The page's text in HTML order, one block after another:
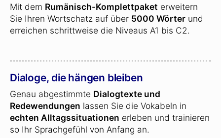
Mit dem Rumänisch-Komplettpaket erweitern
Sie Ihren Wortschatz auf über 5000 Wörter und
erreichen schrittweise die Niveaus A1 bis C2.
Dialoge, die hängen bleiben
Genau abgestimmte Dialogtexte und
Redewendungen lassen Sie die Vokabeln in
echten Alltagssituationen erleben und trainieren
so Ihr Sprachgefühl von Anfang an.